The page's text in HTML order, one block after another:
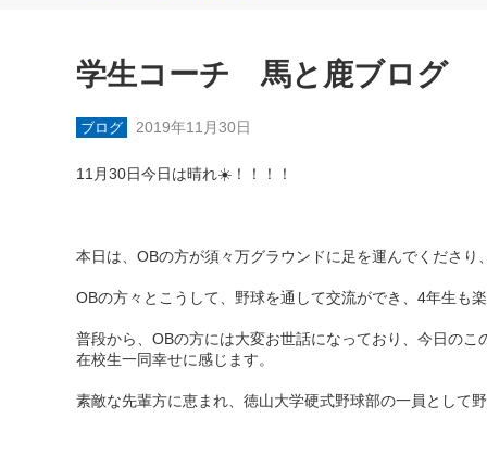
学生コーチ 馬と鹿ブログ
ブログ 2019年11月30日
11月30日今日は晴れ☀️！！！！
本日は、OBの方が須々万グラウンドに足を運んでくださり
OBの方々とこうして、野球を通して交流ができ、4年生も
普段から、OBの方には大変お世話になっており、今日の
在校生一同幸せに感じます。
素敵な先輩方に恵まれ、徳山大学硬式野球部の一員として